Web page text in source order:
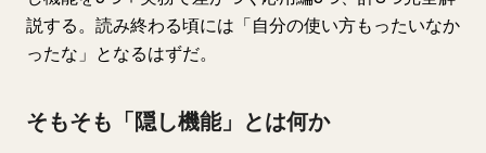
説する。読み終わる頃には「自分の使い方もったいなか
ったな」となるはずだ。
そもそも「隠し機能」とは何か